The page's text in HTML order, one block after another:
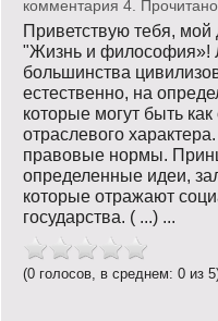
комментария 4.
Приветствую тебя, мой
"Жизнь и философия»!
большинства
естественно, на
которые могут быть
отраслевого
правовые нормы.
определенные идеи,
которые отражают
государства. ( ...) ...
(0 голосов, в среднем: 0 из